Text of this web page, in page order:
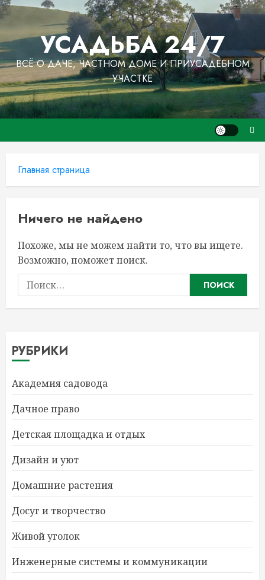
Перейти
к
содержимомуУСАДЬБА 24/7
ВСЁ О ДАЧЕ, ЧАСТНОМ ДОМЕ И ПРИУСАДЕБНОМ
УЧАСТКЕ
Главная страница
Ничего не найдено
Похоже, мы не можем найти то, что вы ищете.
Возможно, поможет поиск.
Найти:
РУБРИКИ
Академия садовода
Дачное право
Детская площадка и отдых
Дизайн и уют
Домашние растения
Досуг и творчество
Живой уголок
Инженерные системы и коммуникации